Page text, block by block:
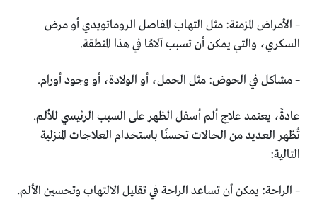
– الأمراض المزمنة: مثل التهاب المفاصل الروماتويدي أو مرض
السكري، والتي يمكن أن تسبب آلامًا في هذا المنطقة.
– مشاكل في الحوض: مثل الحمل، أو الولادة، أو وجود أورام.
عادةً، يعتمد علاج ألم أسفل الظهر على السبب الرئيسي للألم.
تُظهر العديد من الحالات تحسنًا باستخدام العلاجات المنزلية
التالية:
– الراحة: يمكن أن تساعد الراحة في تقليل الالتهاب وتحسين الألم.